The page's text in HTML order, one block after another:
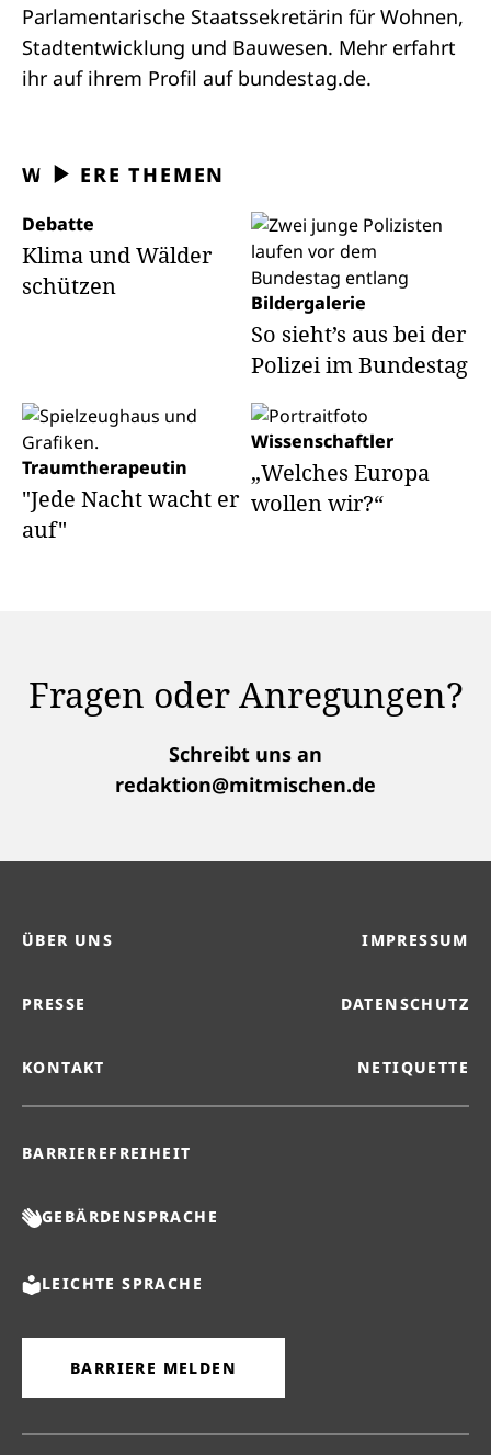
Parlamentarische Staatssekretärin für Wohnen,
Stadtentwicklung und Bauwesen. Mehr erfahrt
ihr auf ihrem Profil auf bundestag.de.
WEITERE THEMEN
Debatte
Klima und Wälder
schützen
Bildergalerie
So sieht’s aus bei der
Polizei im Bundestag
Traumtherapeutin
"Jede Nacht wacht er
auf"
Wissenschaftler
„Welches Europa
wollen wir?“
Fragen oder Anregungen?
Schreibt uns an
redaktion@mitmischen.de
ÜBER UNS IMPRESSUM
PRESSE DATENSCHUTZ
KONTAKT NETIQUETTE
BARRIEREFREIHEIT
GEBÄRDENSPRACHE
LEICHTE SPRACHE
BARRIERE MELDEN